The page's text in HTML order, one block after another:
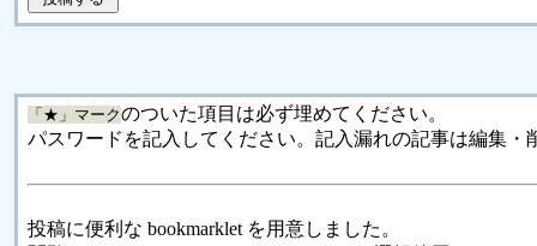
「★」マークのついた項目は必ず埋めてください。
パスワードを記入してください。記入漏れの記事は編集・
投稿に便利な bookmarklet を用意しました。